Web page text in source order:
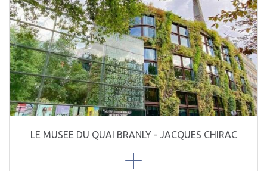
LE MUSEE DU QUAI BRANLY - JACQUES CHIRAC